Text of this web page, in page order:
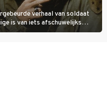
verhaal van soldaat
is van iets afschuwelijks
uit de school te klappen.